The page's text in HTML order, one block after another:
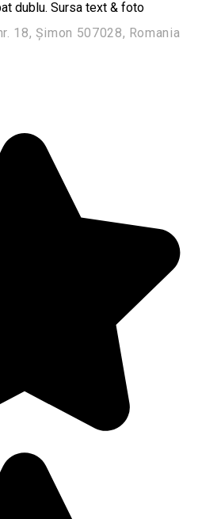
dublu. Sursa text & foto
18, Șimon 507028, Romania